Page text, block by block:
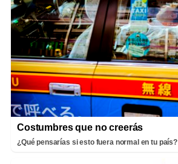
Costumbres que no creerás
¿Qué pensarías si esto fuera normal en tu país?